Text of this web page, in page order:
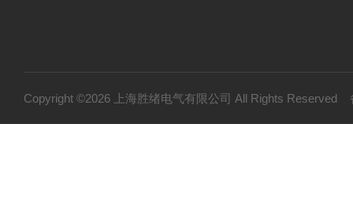
Copyright ©2026 上海胜绪电气有限公司 All Rights Reserved